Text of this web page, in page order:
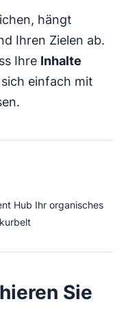
hängt
Ihren Zielen ab.
Ihre Inhalte
einfach mit
Hub Ihr organisches
Sie